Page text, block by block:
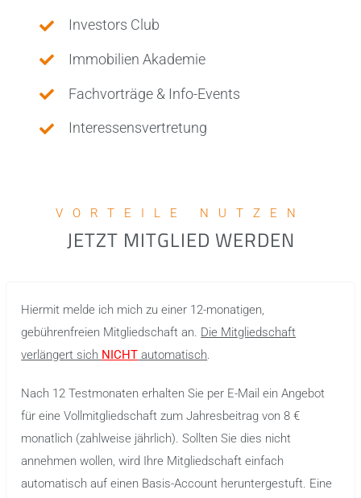
Investors Club
Immobilien Akademie
Fachvorträge & Info-Events
Interessensvertretung
VORTEILE NUTZEN
JETZT MITGLIED WERDEN
Hiermit melde ich mich zu einer 12-monatigen,
gebührenfreien Mitgliedschaft an. Die Mitgliedschaft
verlängert sich NICHT automatisch.
Nach 12 Testmonaten erhalten Sie per E-Mail ein Angebot
für eine Vollmitgliedschaft zum Jahresbeitrag von 8 €
monatlich (zahlweise jährlich). Sollten Sie dies nicht
annehmen wollen, wird Ihre Mitgliedschaft einfach
automatisch auf einen Basis-Account heruntergestuft. Eine